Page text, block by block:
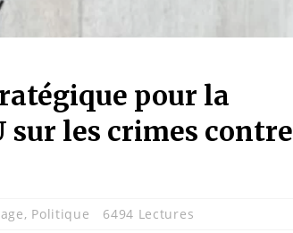
pour la
sur les crimes contre
, Politique 6494 Lectures